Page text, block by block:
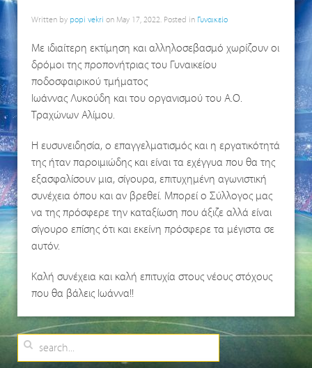
Written by popi vekri on May 17, 2022. Posted in Γυναικείο
Με ιδιαίτερη εκτίμηση και αλληλοσεβασμό χωρίζουν οι
δρόμοι της προπονήτριας του Γυναικείου
ποδοσφαιρικού τμήματος
Ιωάννας Λυκούδη και του οργανισμού του Α.Ο.
Τραχώνων Αλίμου.
Η ευσυνειδησία, ο επαγγελματισμός και η εργατικότητά
της ήταν παροιμιώδης και είναι τα εχέγγυα που θα της
εξασφαλίσουν μια, σίγουρα, επιτυχημένη αγωνιστική
συνέχεια όπου και αν βρεθεί. Μπορεί ο Σύλλογoς μας
να της πρόσφερε την καταξίωση που άξιζε αλλά είναι
σίγουρο επίσης ότι και εκείνη πρόσφερε τα μέγιστα σε
αυτόν.
Καλή συνέχεια και καλή επιτυχία στους νέους στόχους
που θα βάλεις Ιωάννα!!